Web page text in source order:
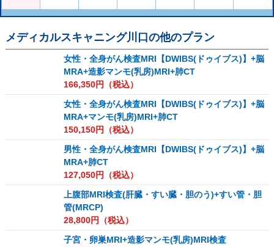
メディカルスキャニング川口 の他のプラン
女性・全身がん検査MRI【DWIBS(ドゥイブス)】+脳
MRA+造影マンモ(乳房)MRI+肺CT
166,350円（税込）
女性・全身がん検査MRI【DWIBS(ドゥイブス)】+脳
MRA+マンモ(乳房)MRI+肺CT
150,150円（税込）
男性・全身がん検査MRI【DWIBS(ドゥイブス)】+脳
MRA+肺CT
127,050円（税込）
上腹部MRI検査(肝臓・すい臓・胆のう)+すい管・胆
管(MRCP)
28,800円（税込）
子宮・卵巣MRI+造影マンモ(乳房)MRI検査